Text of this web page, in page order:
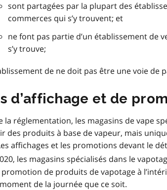
sont partagées par la plupart des
commerces qui s’y trouvent; et
ne font pas partie d’un établissement de
s’y trouve;
de ne doit pas être une voie de
d’affichage et de
la réglementation, les magasins de vape
des produits à base de vapeur, mais
affichages et les promotions devant le
les magasins spécialisés dans le
promotion de produits de vapotage à
de la journée que ce soit.